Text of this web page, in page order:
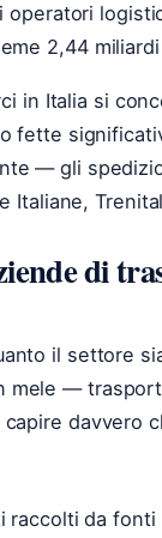
2,44
in Italia si
fette
— gli
Italiane,
di
il settore
mele —
davvero
raccolti da